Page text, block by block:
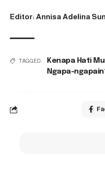
Editor: Annisa Adelina
TAGGED:
Kenapa Hati
Ngapa-